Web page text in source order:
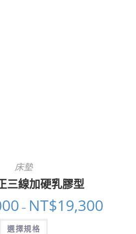
床墊
三線加硬乳膠型
– NT$19,300
選擇規格